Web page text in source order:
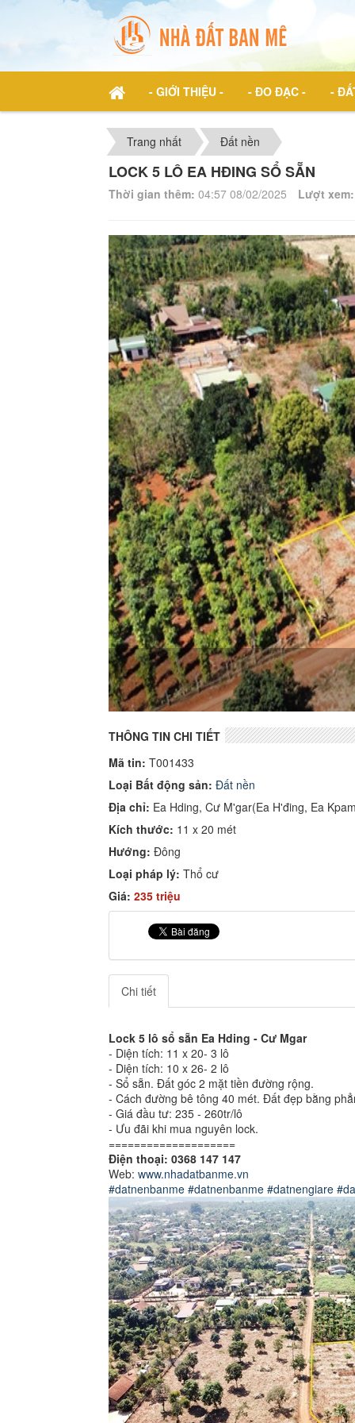
- GIỚI THIỆU - - ĐO ĐẠC - -
Trang nhất Đất nền
LOCK 5 LÔ EA HĐING SỔ SẴN
Thời gian thêm: 04:57 08/02/2025 Lượt xem:
THÔNG TIN CHI TIẾT
Mã tin: T001433
Loại Bất động sản: Đất nền
Địa chỉ: Ea Hding, Cư M'gar(Ea H'đing, Ea
Kích thước: 11 x 20 mét
Hướng: Đông
Loại pháp lý: Thổ cư
Giá: 235 triệu
Chi tiết
Lock 5 lô sổ sẵn Ea Hding - Cư Mgar
- Diện tích: 11 x 20- 3 lô
- Diện tích: 10 x 26- 2 lô
- Sổ sẵn. Đất góc 2 mặt tiền đường rộng.
- Cách đường bê tông 40 mét. Đất đẹp bằng
- Giá đầu tư: 235 - 260tr/lô
- Ưu đãi khi mua nguyên lock.
====================
Điện thoại: 0368 147 147
Web: www.nhadatbanme.vn
#datnenbanme #datnenbanme #datnengiare